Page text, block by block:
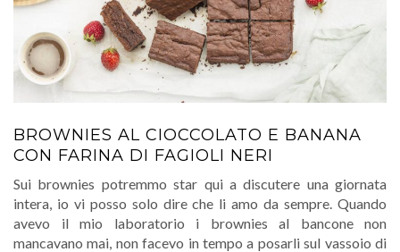
BROWNIES AL CIOCCOLATO E BANANA
CON FARINA DI FAGIOLI NERI
Sui brownies potremmo star qui a discutere una giornata
intera, io vi posso solo dire che li amo da sempre. Quando
avevo il mio laboratorio i brownies al bancone non
mancavano mai, non facevo in tempo a posarli sul vassoio di